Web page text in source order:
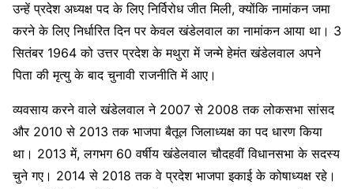
उन्हें प्रदेश अध्यक्ष पद के लिए निर्विरोध जीत मिली, क्योंकि नामांकन जमा
करने के लिए निर्धारित दिन पर केवल खंडेलवाल का नामांकन आया था। 3
सितंबर 1964 को उत्तर प्रदेश के मथुरा में जन्मे हेमंत खंडेलवाल अपने
पिता की मृत्यु के बाद चुनावी राजनीति में आए।
व्यवसाय करने वाले खंडेलवाल ने 2007 से 2008 तक लोकसभा सांसद
और 2010 से 2013 तक भाजपा बैतूल जिलाध्यक्ष का पद धारण किया
था। 2013 में, लगभग 60 वर्षीय खंडेलवाल चौदहवीं विधानसभा के सदस्य
चुने गए। 2014 से 2018 तक वे प्रदेश भाजपा इकाई के कोषाध्यक्ष रहे।